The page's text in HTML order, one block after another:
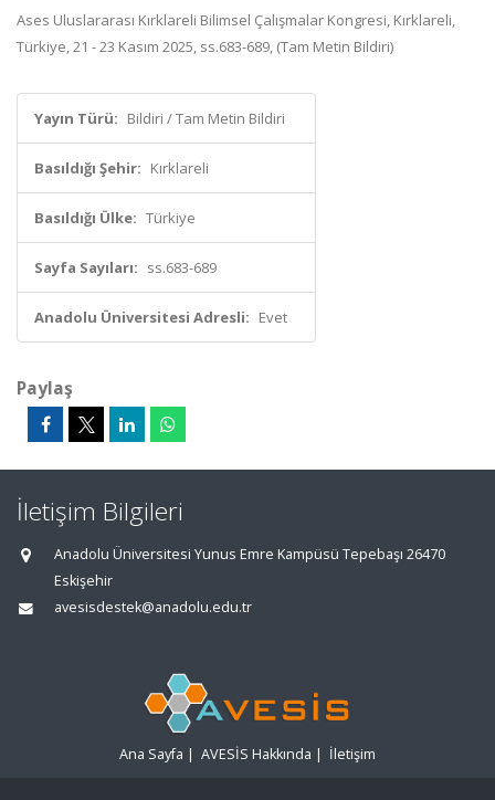
Ases Uluslararası Kırklareli Bilimsel Çalışmalar Kongresi, Kırklareli,
Türkiye, 21 - 23 Kasım 2025, ss.683-689, (Tam Metin Bildiri)
Yayın Türü: Bildiri / Tam Metin Bildiri
Basıldığı Şehir: Kırklareli
Basıldığı Ülke: Türkiye
Sayfa Sayıları: ss.683-689
Anadolu Üniversitesi Adresli: Evet
Paylaş
İletişim Bilgileri
Anadolu Üniversitesi Yunus Emre Kampüsü Tepebaşı 26470
Eskişehir
avesisdestek@anadolu.edu.tr
Ana Sayfa | AVESİS Hakkında | İletişim